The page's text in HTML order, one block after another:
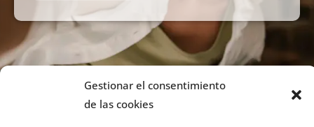
Gestionar el consentimiento
de las cookies